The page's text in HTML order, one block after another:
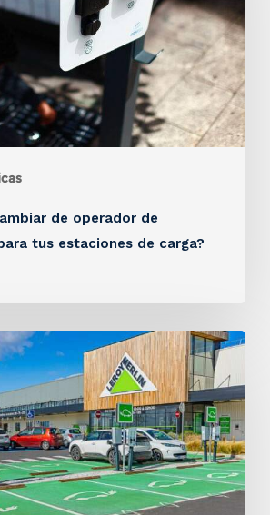
de operador de
tus estaciones de carga?